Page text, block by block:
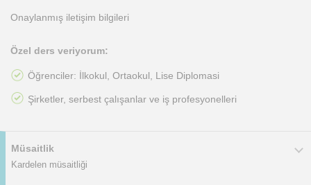
Onaylanmış iletişim bilgileri
Özel ders veriyorum:
Öğrenciler: İlkokul, Ortaokul, Lise Diplomasi
Şirketler, serbest çalışanlar ve iş profesyonelleri
Müsaitlik
Kardelen müsaitliği